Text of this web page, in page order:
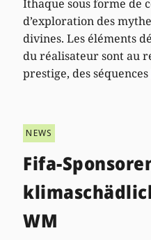
Ithaque sous forme de
d’exploration des
divines. Les éléments
du réalisateur sont au
prestige, des séquences
NEWS
Fifa-
WM